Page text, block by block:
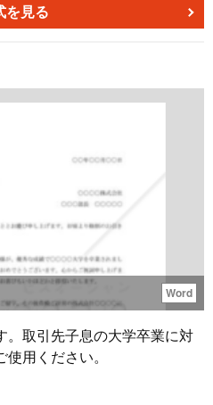
持ちを届けることができま
えることで、心が通じ合う瞬
を伝えてみてはいかがでし
ちを形にするお手伝いをさせ
を見る
Word
。取引先子息の大学卒業に対
用ください。